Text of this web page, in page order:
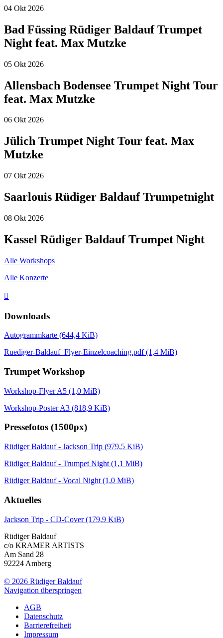
04 Okt 2026
Bad Füssing Rüdiger Baldauf Trumpet
Night feat. Max Mutzke
05 Okt 2026
Allensbach Bodensee Trumpet Night Tour
feat. Max Mutzke
06 Okt 2026
Jülich Trumpet Night Tour feat. Max
Mutzke
07 Okt 2026
Saarlouis Rüdiger Baldauf Trumpetnight
08 Okt 2026
Kassel Rüdiger Baldauf Trumpet Night
Alle Workshops
Alle Konzerte

Downloads
Autogrammkarte (644,4 KiB)
Ruediger-Baldauf_Flyer-Einzelcoaching.pdf(1,4 MiB)
Trumpet Workshop
Workshop-Flyer A5 (1,0 MiB)
Workshop-Poster A3 (818,9 KiB)
Pressefotos (1500px)
Rüdiger Baldauf - Jackson Trip (979,5 KiB)
Rüdiger Baldauf - Trumpet Night (1,1 MiB)
Rüdiger Baldauf - Vocal Night (1,0 MiB)
Aktuelles
Jackson Trip - CD-Cover(179,9 KiB)
Rüdiger Baldauf
c/o KRAMER ARTISTS
Am Sand 28
92224 Amberg
© 2026 Rüdiger Baldauf
Navigation überspringen
AGB
Datenschutz
Barrierefreiheit
Impressum